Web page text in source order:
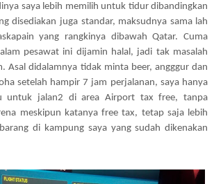
saya lebih memilih untuk tidur dibandingkan
disediakan juga standar, maksudnya sama lah
yang rangkinya dibawah Qatar. Cuma
pesawat ini dijamin halal, jadi tak masalah
Asal didalamnya tidak minta beer, angggur dan
setelah hampir 7 jam perjalanan, saya hanya
untuk jalan2 di area Airport tax free, tanpa
meskipun katanya free tax, tetap saja lebih
di kampung saya yang sudah dikenakan